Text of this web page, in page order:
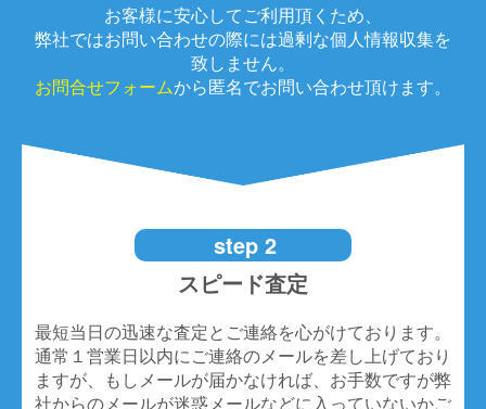
お客様に安心してご利用頂くため、
弊社ではお問い合わせの際には過剰な個人情報収集を
致しません。
お問合せフォームから匿名でお問い合わせ頂けます。
step 2
スピード査定
最短当日の迅速な査定とご連絡を心がけております。
通常１営業日以内にご連絡のメールを差し上げており
ますが、もしメールが届かなければ、お手数ですが弊
社からのメールが迷惑メールなどに入っていないかご